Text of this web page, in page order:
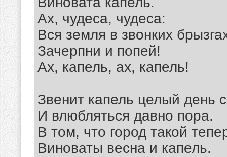
Ах, чудеса, чудеса:
Вся земля в звонких
Зачерпни и попей!
Ах, капель, ах, капель!
Звенит капель целый день
И влюбляться давно пора.
В том, что город такой
Виноваты весна и капель.